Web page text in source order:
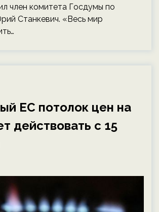
член комитета Госдумы по
Станкевич. «Весь мир
ЕС потолок цен на
действовать с 15